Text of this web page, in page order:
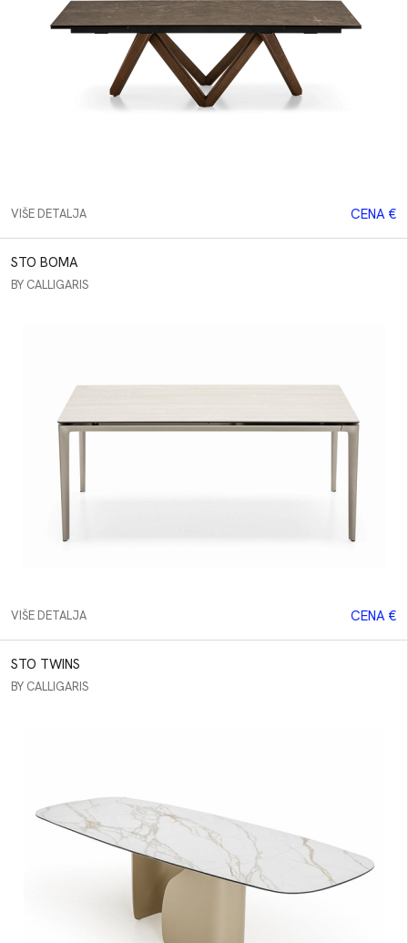
VIŠE DETALJA CENA €
STO BOMA
BY CALLIGARIS
VIŠE DETALJA CENA €
STO TWINS
BY CALLIGARIS